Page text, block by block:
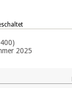
2025